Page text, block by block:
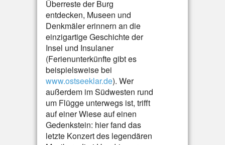
Überreste der Burg
entdecken, Museen und
Denkmäler erinnern an die
einzigartige Geschichte der
Insel und Insulaner
(Ferienunterkünfte gibt es
beispielsweise bei
www.ostseeklar.de). Wer
außerdem im Südwesten rund
um Flügge unterwegs ist, trifft
auf einer Wiese auf einen
Gedenkstein: hier fand das
letzte Konzert des legendären